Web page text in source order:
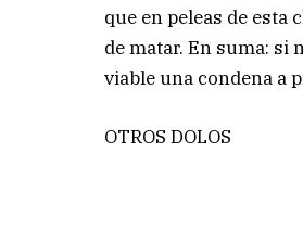
que en peleas de esta
de matar. En suma:
viable una condena a
OTROS DOLOS